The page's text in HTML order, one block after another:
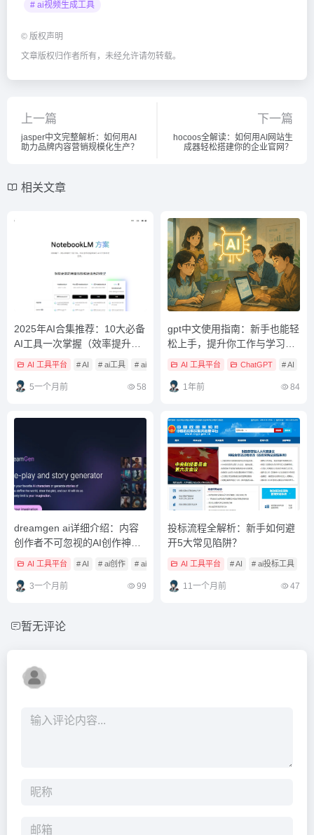
# ai视频生成工具
© 版权声明
文章版权归作者所有，未经允许请勿转载。
上一篇
jasper中文完整解析：如何用AI
助力品牌内容营销规模化生产？
下一篇
hocoos全解读：如何用AI网站生
成器轻松搭建你的企业官网？
相关文章
2025年AI合集推荐：10大必备
AI工具一次掌握（效率提升不
AI 工具平台 # AI # ai工具 # ai工具平台
5一个月前 58
gpt中文使用指南：新手也能轻
松上手，提升你工作与学习效
率的方法
AI 工具平台 ChatGPT # AI
1年前 84
dreamgen ai详细介绍：内容
创作者不可忽视的AI创作神器
AI 工具平台 # AI # ai创作 # ai创作工具
3一个月前 99
投标流程全解析：新手如何避
开5大常见陷阱？
AI 工具平台 # AI # ai投标工具
11一个月前 47
暂无评论